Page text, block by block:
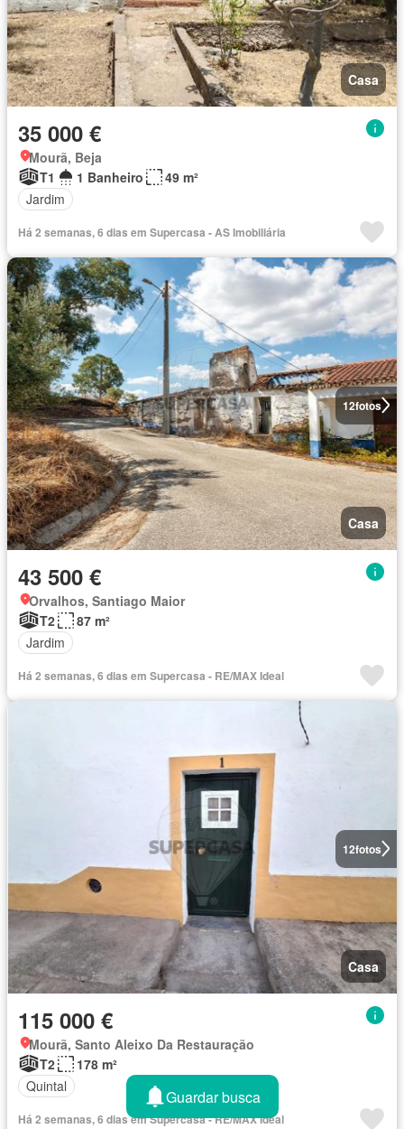
Casa
35 000 €
Mourã, Beja
T1
1 Banheiro
49 m²
Jardim
Há 2 semanas, 6 dias em Supercasa - AS Imobiliária
12fotos
Casa
43 500 €
Orvalhos, Santiago Maior
T2
87 m²
Jardim
Há 2 semanas, 6 dias em Supercasa - RE/MAX Ideal
12fotos
Casa
115 000 €
Mourã, Santo Aleixo Da Restauração
T2
178 m²
Quintal
Há 2 semanas, 6 dias em Supercasa - RE/MAX Ideal
Guardar busca